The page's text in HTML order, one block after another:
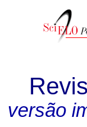
versão